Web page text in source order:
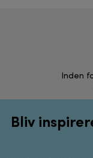
Inden
Bliv